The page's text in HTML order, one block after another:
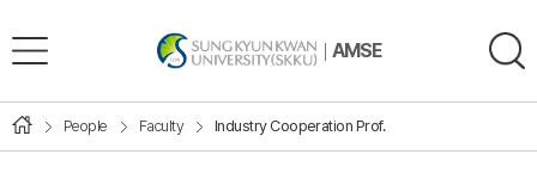
AMSE
People Faculty Industry Cooperation Prof.